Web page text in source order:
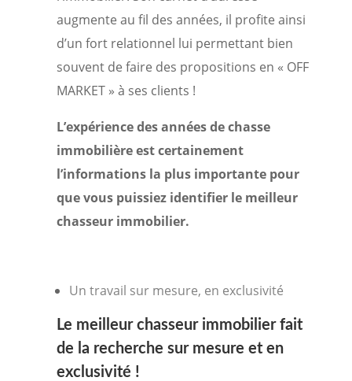
augmente au fil des années, il profite ainsi
d’un fort relationnel lui permettant bien
souvent de faire des propositions en « OFF
MARKET » à ses clients !
L’expérience des années de chasse
immobilière est certainement
l’informations la plus importante pour
que vous puissiez identifier le meilleur
chasseur immobilier.
Un travail sur mesure, en exclusivité
Le meilleur chasseur immobilierfait
de la recherche sur mesure et en
exclusivité !